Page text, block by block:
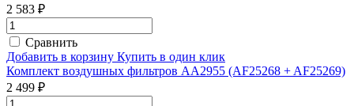
2 583 ₽
Сравнить
Добавить в корзину Купить в один клик
Комплект воздушных фильтров AA2955 (AF25268 + AF25269)
2 499 ₽